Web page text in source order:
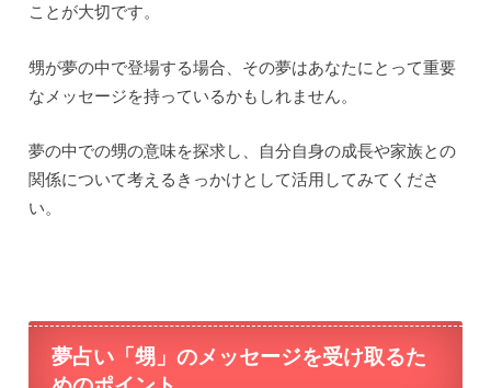
ことが大切です。
甥が夢の中で登場する場合、その夢はあなたにとって重要
なメッセージを持っているかもしれません。
夢の中での甥の意味を探求し、自分自身の成長や家族との
関係について考えるきっかけとして活用してみてくださ
い。
夢占い「甥」のメッセージを受け取るた